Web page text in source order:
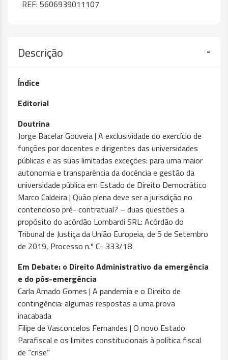
REF: 5606939011107
Descrição
Índice
Editorial
Doutrina
Jorge Bacelar Gouveia | A exclusividade do exercício de
funções por docentes e dirigentes das universidades
públicas e as suas limitadas exceções: para uma maior
autonomia e transparência da docência e gestão da
universidade pública em Estado de Direito Democrático
Marco Caldeira | Quão plena deve ser a jurisdição no
contencioso pré- contratual? – duas questões a
propósito do acórdão Lombardi SRL: Acórdão do
Tribunal de Justiça da União Europeia, de 5 de Setembro
de 2019, Processo n.º C- 333/18
Em Debate: o Direito Administrativo da emergência
e do pós-emergência
Carla Amado Gomes | A pandemia e o Direito de
contingência: algumas respostas a uma prova
inacabada
Filipe de Vasconcelos Fernandes | O novo Estado
Parafiscal e os limites constitucionais à política fiscal
de “crise”